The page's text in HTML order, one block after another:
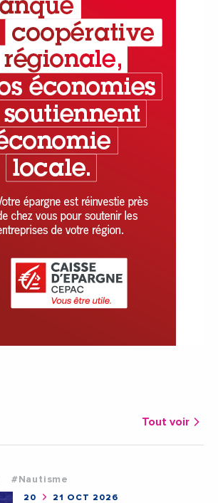
Tout voir
#Nautisme
20 21 OCT 2026